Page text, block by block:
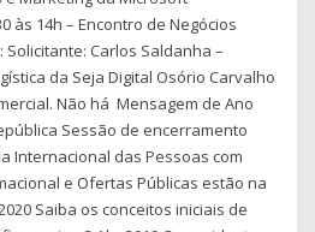
às 14h – Encontro de Negócios
Carlos Saldanha –
da Seja Digital Osório Carvalho
Não há Mensagem de Ano
Sessão de encerramento
Internacional das Pessoas com
e Ofertas Públicas estão na
Saiba os conceitos iniciais de